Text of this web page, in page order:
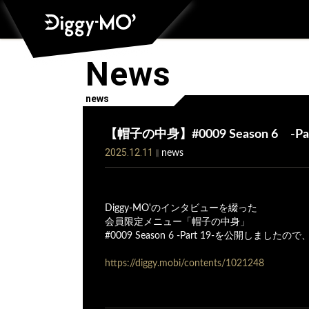
News
news
【帽子の中身】#0009 Season 6 -
2025.12.11 news
Diggy-MO'のインタビューを綴った
会員限定メニュー「帽子の中身」
#0009 Season 6 -Part 19-を公開しましたので
https://diggy.mobi/contents/1021248